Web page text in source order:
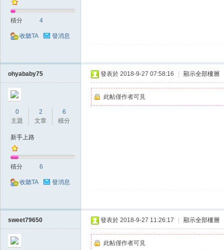
積分 4
收聽TA 發消息
ohyababy75
0
主題
2
文章
6
積分
新手上路
積分 6
收聽TA 發消息
發表於 2018-9-27 07:58:16 顯示全部樓層
此帖僅作者可見
sweet79650 發表於 2018-9-27 11:26:17 顯示全部樓層
此帖僅作者可見